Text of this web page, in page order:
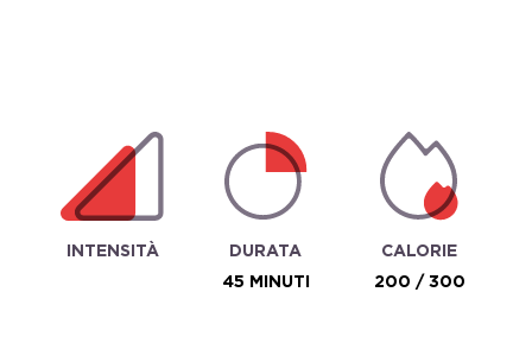
INTENSITÀ
DURATA
45 MINUTI
CALORIE
200 / 300